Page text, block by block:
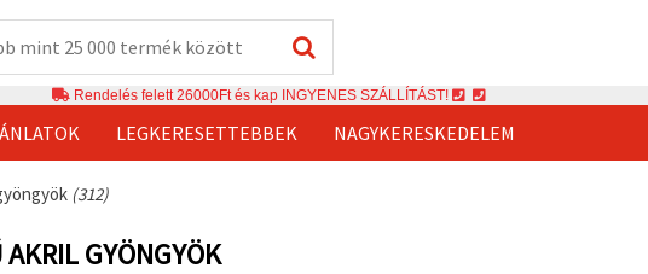
Rendelés felett 26000Ft és kap INGYENES SZÁLLÍTÁST!
LEGKERESETTEBBEK NAGYKERESKEDELEM
(312)
GYÖNGYÖK